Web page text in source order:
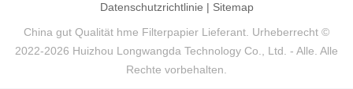
Datenschutzrichtlinie | Sitemap
China gut Qualität hme Filterpapier Lieferant. Urheberrecht ©
2022-2026 Huizhou Longwangda Technology Co., Ltd. - Alle. Alle
Rechte vorbehalten.